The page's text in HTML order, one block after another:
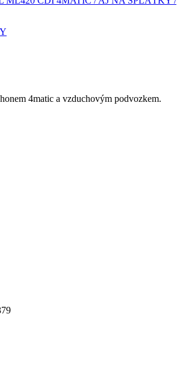
4matic a vzduchovým podvozkem.